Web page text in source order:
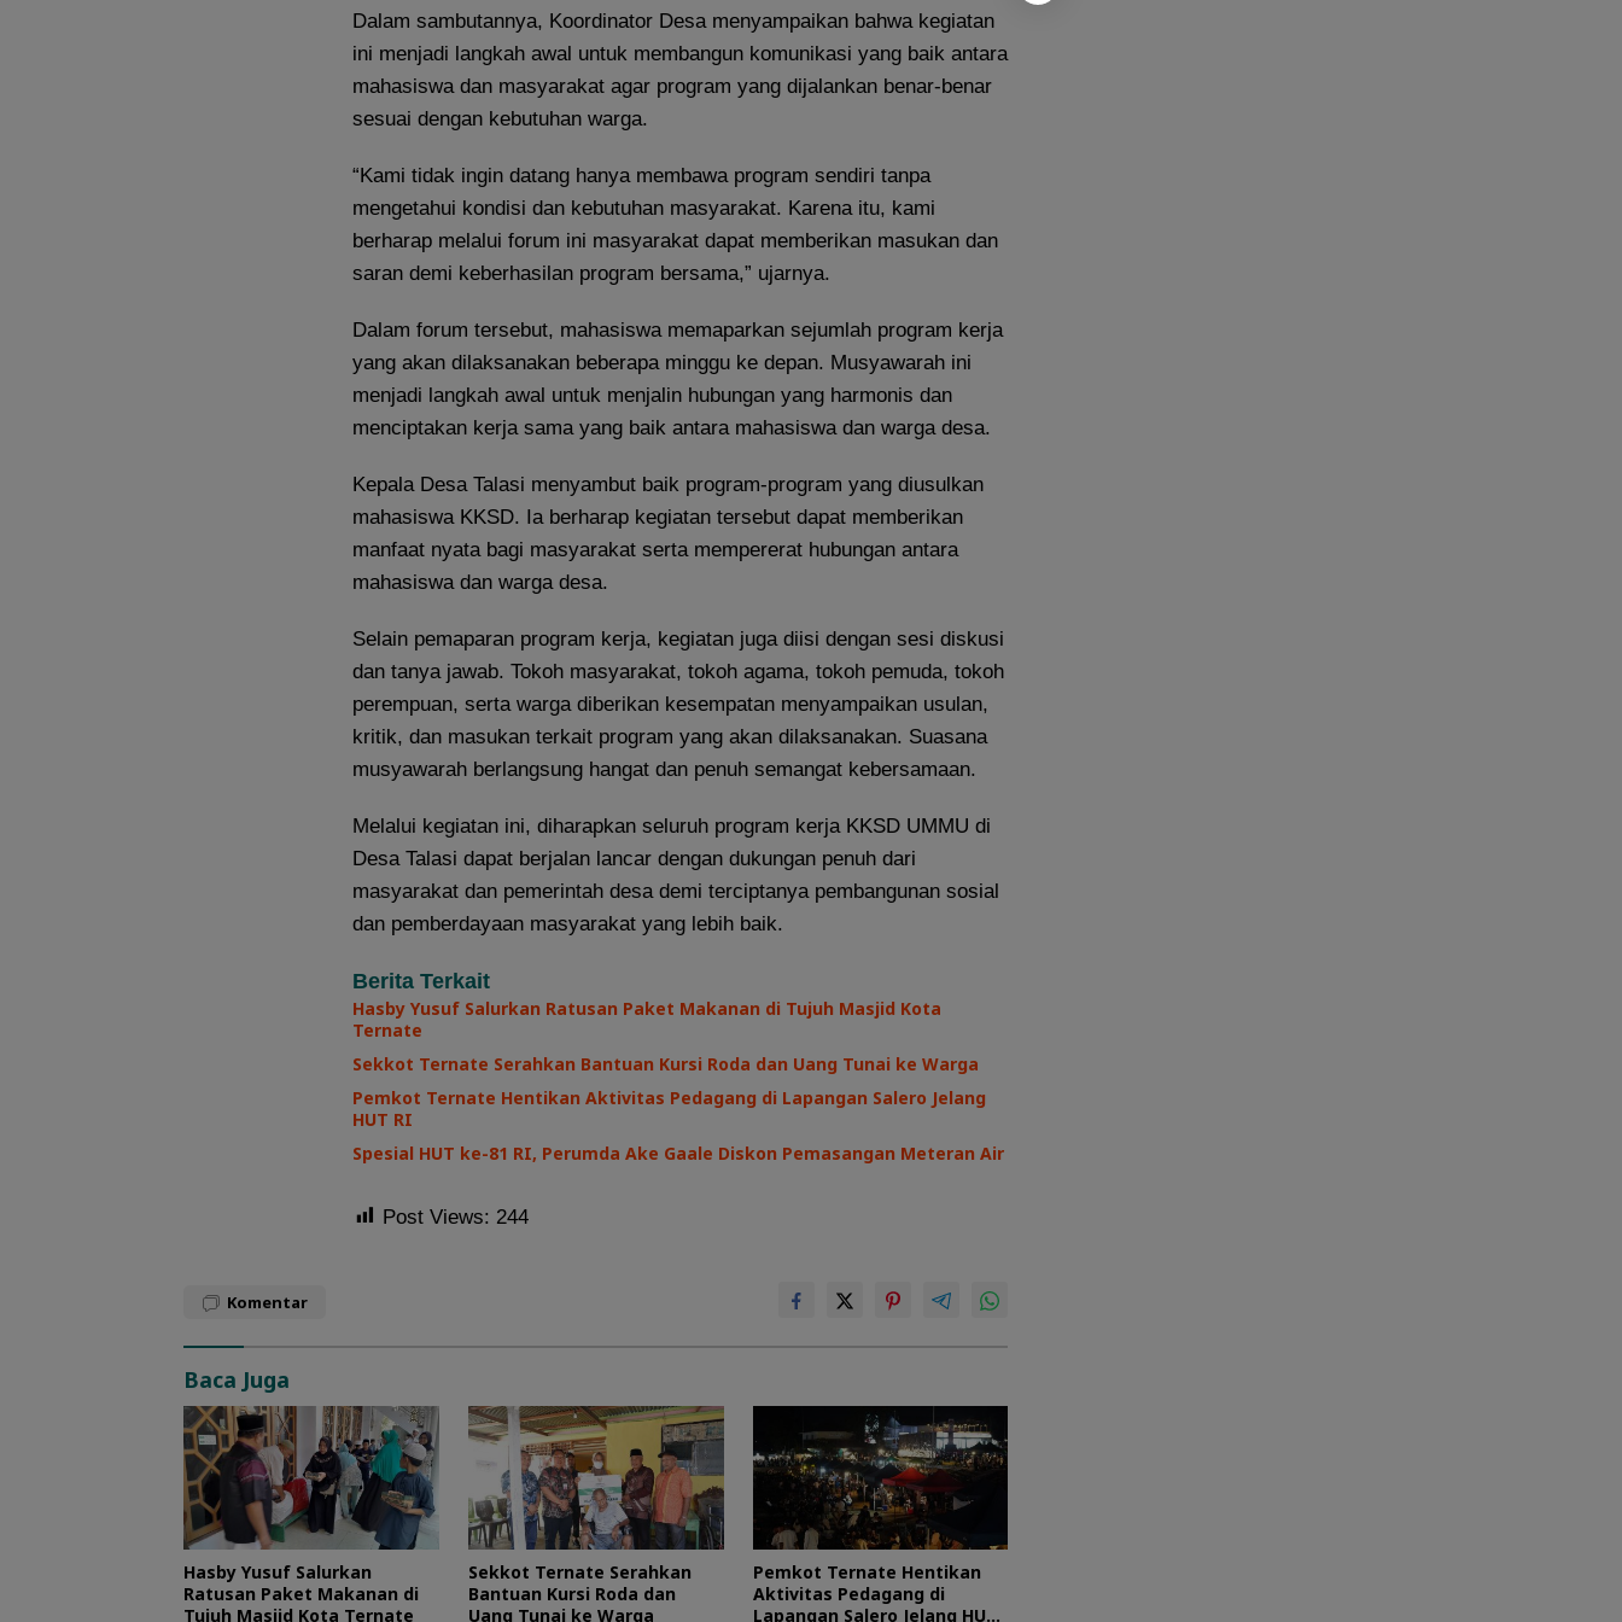
Dalam sambutannya, Koordinator Desa menyampaikan bahwa kegiatan
ini menjadi langkah awal untuk membangun komunikasi yang baik antara
mahasiswa dan masyarakat agar program yang dijalankan benar-benar
sesuai dengan kebutuhan warga.
“Kami tidak ingin datang hanya membawa program sendiri tanpa
mengetahui kondisi dan kebutuhan masyarakat. Karena itu, kami
berharap melalui forum ini masyarakat dapat memberikan masukan dan
saran demi keberhasilan program bersama,” ujarnya.
Dalam forum tersebut, mahasiswa memaparkan sejumlah program kerja
yang akan dilaksanakan beberapa minggu ke depan. Musyawarah ini
menjadi langkah awal untuk menjalin hubungan yang harmonis dan
menciptakan kerja sama yang baik antara mahasiswa dan warga desa.
Kepala Desa Talasi menyambut baik program-program yang diusulkan
mahasiswa KKSD. Ia berharap kegiatan tersebut dapat memberikan
manfaat nyata bagi masyarakat serta mempererat hubungan antara
mahasiswa dan warga desa.
Selain pemaparan program kerja, kegiatan juga diisi dengan sesi diskusi
dan tanya jawab. Tokoh masyarakat, tokoh agama, tokoh pemuda, tokoh
perempuan, serta warga diberikan kesempatan menyampaikan usulan,
kritik, dan masukan terkait program yang akan dilaksanakan. Suasana
musyawarah berlangsung hangat dan penuh semangat kebersamaan.
Melalui kegiatan ini, diharapkan seluruh program kerja KKSD UMMU di
Desa Talasi dapat berjalan lancar dengan dukungan penuh dari
masyarakat dan pemerintah desa demi terciptanya pembangunan sosial
dan pemberdayaan masyarakat yang lebih baik.
Berita Terkait
Hasby Yusuf Salurkan Ratusan Paket Makanan di Tujuh Masjid Kota
Ternate
Sekkot Ternate Serahkan Bantuan Kursi Roda dan Uang Tunai ke Warga
Pemkot Ternate Hentikan Aktivitas Pedagang di Lapangan Salero Jelang
HUT RI
Spesial HUT ke-81 RI, Perumda Ake Gaale Diskon Pemasangan Meteran Air
Post Views: 244
Komentar
Baca Juga
Hasby Yusuf Salurkan
Ratusan Paket Makanan di
Tujuh Masjid Kota Ternate
Sekkot Ternate Serahkan
Bantuan Kursi Roda dan
Uang Tunai ke Warga
Pemkot Ternate Hentikan
Aktivitas Pedagang di
Lapangan Salero Jelang HUT